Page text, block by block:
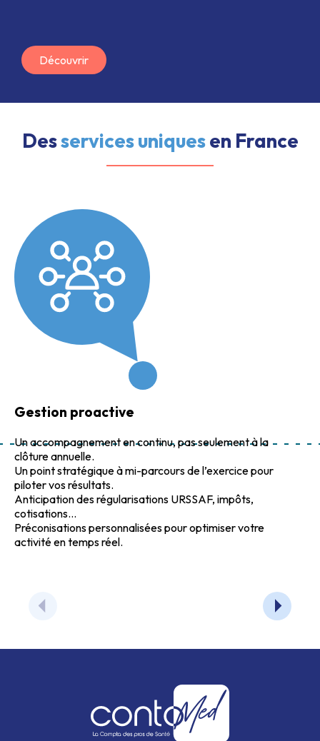
Découvrir
Desservices uniquesen France
Gestion proactive
Un accompagnement en continu, pas seulement à la
clôture annuelle.
Un point stratégique à mi-parcours de l’exercice pour
piloter vos résultats.
Anticipation des régularisations URSSAF, impôts,
cotisations...
Préconisations personnalisées pour optimiser votre
activité en temps réel.